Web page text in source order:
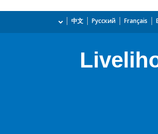
Français
Русский
中文